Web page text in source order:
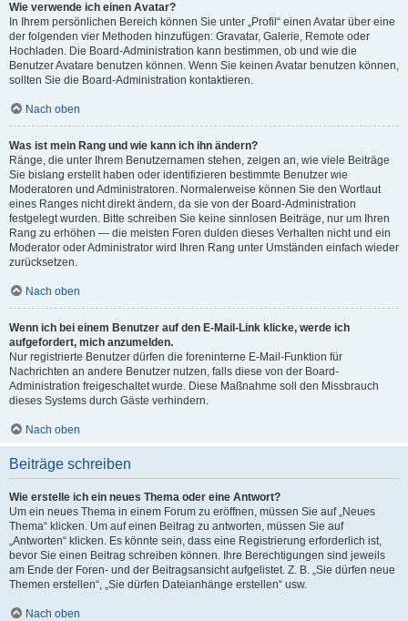
Wie verwende ich einen Avatar?
In Ihrem persönlichen Bereich können Sie unter „Profil“ einen Avatar über eine
der folgenden vier Methoden hinzufügen: Gravatar, Galerie, Remote oder
Hochladen. Die Board-Administration kann bestimmen, ob und wie die
Benutzer Avatare benutzen können. Wenn Sie keinen Avatar benutzen können,
sollten Sie die Board-Administration kontaktieren.
Nach oben
Was ist mein Rang und wie kann ich ihn ändern?
Ränge, die unter Ihrem Benutzernamen stehen, zeigen an, wie viele Beiträge
Sie bislang erstellt haben oder identifizieren bestimmte Benutzer wie
Moderatoren und Administratoren. Normalerweise können Sie den Wortlaut
eines Ranges nicht direkt ändern, da sie von der Board-Administration
festgelegt wurden. Bitte schreiben Sie keine sinnlosen Beiträge, nur um Ihren
Rang zu erhöhen — die meisten Foren dulden dieses Verhalten nicht und ein
Moderator oder Administrator wird Ihren Rang unter Umständen einfach wieder
zurücksetzen.
Nach oben
Wenn ich bei einem Benutzer auf den E-Mail-Link klicke, werde ich
aufgefordert, mich anzumelden.
Nur registrierte Benutzer dürfen die foreninterne E-Mail-Funktion für
Nachrichten an andere Benutzer nutzen, falls diese von der Board-
Administration freigeschaltet wurde. Diese Maßnahme soll den Missbrauch
dieses Systems durch Gäste verhindern.
Nach oben
Beiträge schreiben
Wie erstelle ich ein neues Thema oder eine Antwort?
Um ein neues Thema in einem Forum zu eröffnen, müssen Sie auf „Neues
Thema“ klicken. Um auf einen Beitrag zu antworten, müssen Sie auf
„Antworten“ klicken. Es könnte sein, dass eine Registrierung erforderlich ist,
bevor Sie einen Beitrag schreiben können. Ihre Berechtigungen sind jeweils
am Ende der Foren- und der Beitragsansicht aufgelistet. Z. B. „Sie dürfen neue
Themen erstellen“, „Sie dürfen Dateianhänge erstellen“ usw.
Nach oben